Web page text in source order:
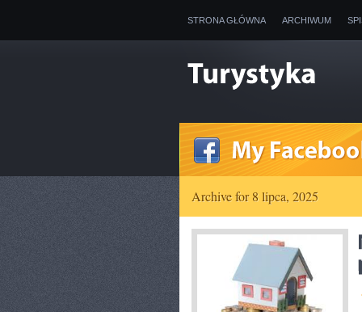
STRONA GŁÓWNA ARCHIWUM
Archive for 8 lipca, 2025